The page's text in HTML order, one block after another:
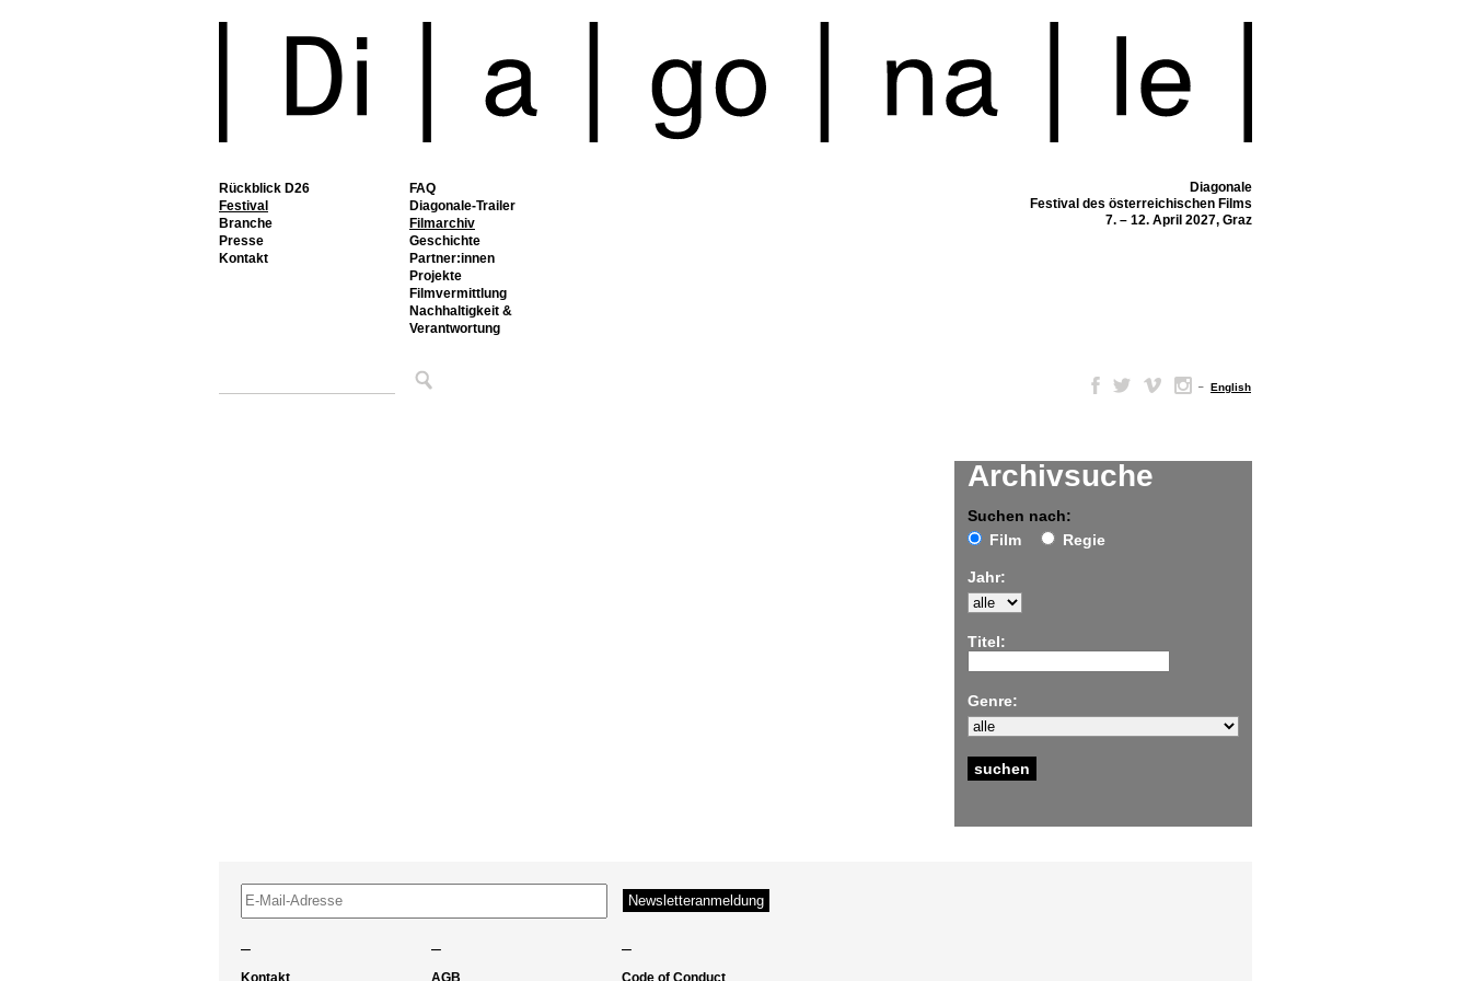
Rückblick D26
Festival
FAQ
Diagonale-Trailer
Filmarchiv
Geschichte
Partner:innen
Projekte
Filmvermittlung
Nachhaltigkeit &
Verantwortung
Branche
Presse
Kontakt
Diagonale
Festival des österreichischen Films
7. – 12. April 2027, Graz
– English
Archivsuche
Suchen nach:
Film
Regie
Jahr:
Titel:
Genre:
– – –
Kontakt AGB Code of Conduct